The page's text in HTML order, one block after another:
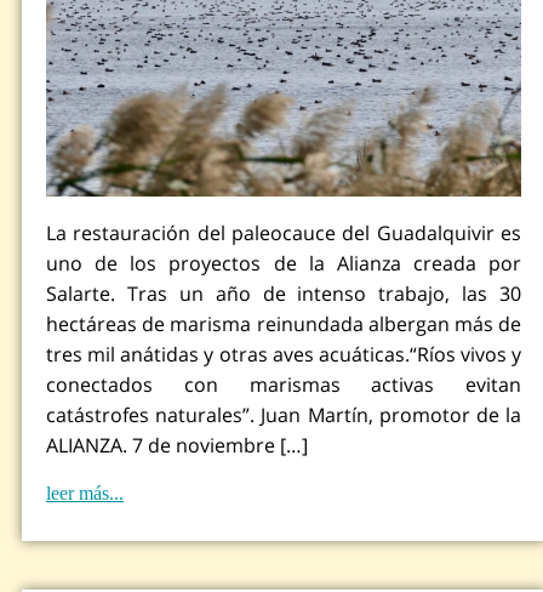
La restauración del paleocauce del Guadalquivir es
uno de los proyectos de la Alianza creada por
Salarte. Tras un año de intenso trabajo, las 30
hectáreas de marisma reinundada albergan más de
tres mil anátidas y otras aves acuáticas.“Ríos vivos y
conectados con marismas activas evitan
catástrofes naturales”. Juan Martín, promotor de la
ALIANZA. 7 de noviembre […]
leer más...